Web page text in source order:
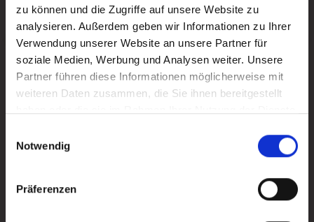
zu können und die Zugriffe auf unsere Website zu
analysieren. Außerdem geben wir Informationen zu Ihrer
Verwendung unserer Website an unsere Partner für
soziale Medien, Werbung und Analysen weiter. Unsere
Partner führen diese Informationen möglicherweise mit
weiteren Daten zusammen, die Sie ihnen bereitgestellt
Notwendig
Präferenzen
Stadtmarketing| 08/2026
Kulturring Attendorn mit vielseitigem